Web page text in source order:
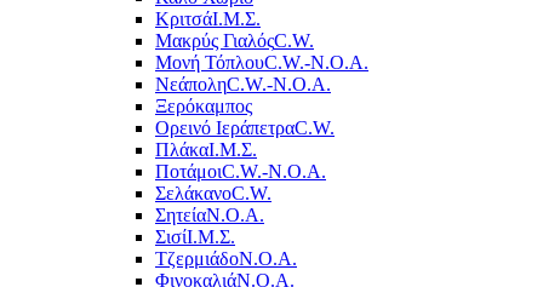
ΚριτσάΙ.Μ.Σ.
Μακρύς ΓιαλόςC.W.
Μονή ΤόπλουC.W.-Ν.Ο.Α.
ΝεάποληC.W.-Ν.Ο.Α.
Ξερόκαμπος
Ορεινό ΙεράπετραC.W.
ΠλάκαΙ.Μ.Σ.
ΠοτάμοιC.W.-Ν.Ο.Α.
ΣελάκανοC.W.
ΣητείαΝ.Ο.Α.
ΣισίΙ.Μ.Σ.
ΤζερμιάδοΝ.Ο.Α.
ΦινοκαλιάΝ.Ο.Α.